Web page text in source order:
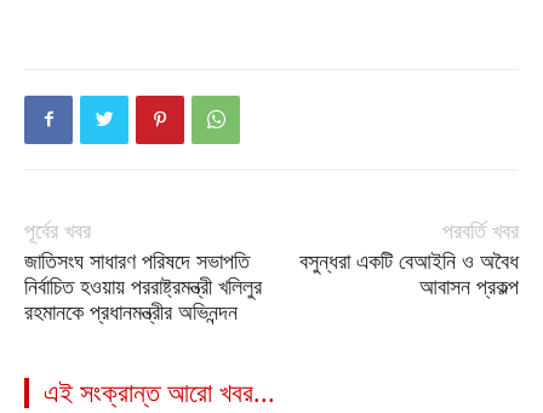
পূর্বের খবর
জাতিসংঘ সাধারণ পরিষদে সভাপতি
নির্বাচিত হওয়ায় পররাষ্ট্রমন্ত্রী খলিলুর
রহমানকে প্রধানমন্ত্রীর অভিনন্দন
পরবর্তি খবর
বসুন্ধরা একটি বেআইনি ও অবৈধ
আবাসন প্রকল্প
এই সংক্রান্ত আরো খবর...